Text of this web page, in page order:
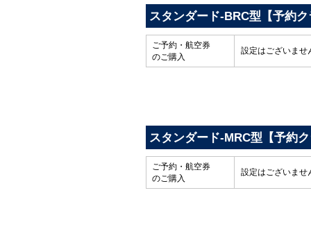
スタンダード-BRC型【予約
ご予約・航空券
のご購入
設定はございませ
スタンダード-MRC型【予約
ご予約・航空券
のご購入
設定はございませ